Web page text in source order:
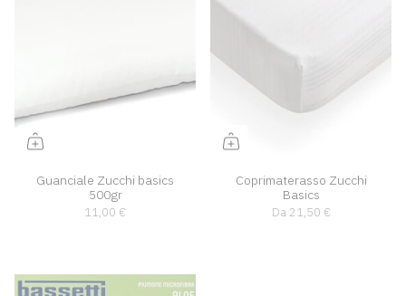
Guanciale Zucchi basics
500gr
11,00 €
Coprimaterasso Zucchi
Basics
Da21,50 €